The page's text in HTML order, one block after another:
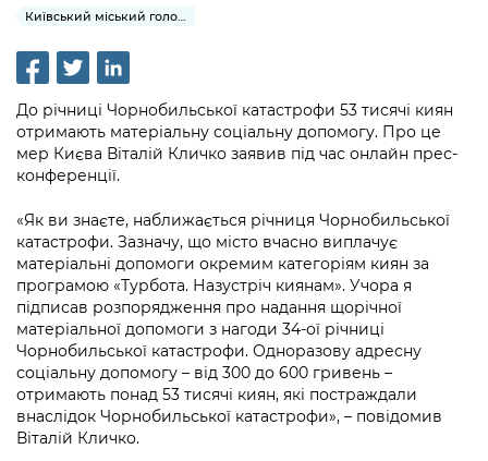
Рішення та розпорядження
Проєкти розпоряджень, що
перебувають на погодженні КМВА
Рішення Київради
Контактна інформація
Графік роботи та прийому громадян
Вакансії
Статистика
Звернення громадян
Регуляторна діяльність
Промисловість і наука Києва
Освіта та навчальні заклади
Дороги, транспорт та парковки
Навколишнє середовище міста
Містобудування та земельні ділянки
Бізнес та ліцензування
Фінанси та бюджет
Безпека та правопорядок
Ритуальні послуги
Іноземцям / For foreigners
Громадська експертиза
Громадський бюджет
Консультації з громадськістю
Громадська рада
Відкритий бюджет
Контактний центр
Допомога учасникам АТО
Рада з питань внутрішньо переміщених
осіб при Київській міській військовій
адміністрації
Інформація з обмеженим доступом
Проекти нормативно-правових та
інших актів
Нормативна база
Питання і відповіді про публічну
інформацію
Порядок оскарження рішень, дій чи
бездіяльності розпорядників інформації
Звіти про опрацювання запитів на
публічну інформацію
Медіагалерея
Підписатися на новини та анонси від
from the KCSA
Порядок акредитації медіа /
Accreditation process
Подати журналістський запит /
Submitting a media request
Зйомки в лікарнях в умовах воєнного
стану / Rules for media coverage of
hospitals at work under martial law
Контакти для медіа / Contacts for mass
media
До річниці Чорнобильської катастрофи 53 тисячі киян
отримають матеріальну соціальну допомогу. Про це
мер Києва Віталій Кличко заявив під час онлайн прес-
конференції.
«Як ви знаєте, наближається річниця Чорнобильської
катастрофи. Зазначу, що місто вчасно виплачує
матеріальні допомоги окремим категоріям киян за
програмою «Турбота. Назустріч киянам». Учора я
підписав розпорядження про надання щорічної
матеріальної допомоги з нагоди 34-ої річниці
Чорнобильської катастрофи. Одноразову адресну
соціальну допомогу – від 300 до 600 гривень –
отримають понад 53 тисячі киян, які постраждали
внаслідок Чорнобильської катастрофи», – повідомив
Віталій Кличко.